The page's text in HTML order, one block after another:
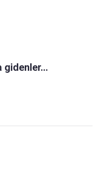
gidenler...